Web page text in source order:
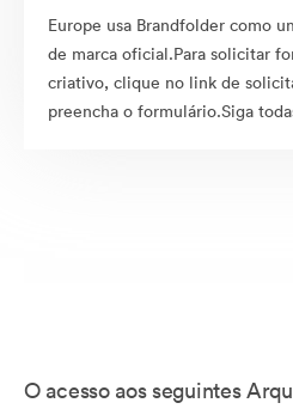
Europe usa Brandfolder como
de marca oficial.Para solicitar
criativo, clique no link de
preencha o formulário.Siga
O acesso aos seguintes